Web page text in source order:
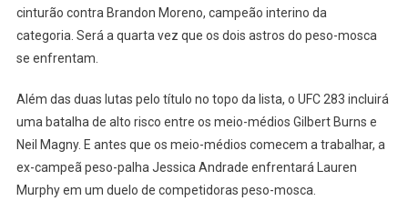
Teixeira
X
E
Card
cinturão contra Brandon Moreno, campeão interino da
categoria. Será a quarta vez que os dois astros do peso-mosca
se enfrentam.
Além das duas lutas pelo título no topo da lista, o UFC 283 incluirá
uma batalha de alto risco entre os meio-médios Gilbert Burns e
Neil Magny. E antes que os meio-médios comecem a trabalhar, a
ex-campeã peso-palha Jessica Andrade enfrentará Lauren
Murphy em um duelo de competidoras peso-mosca.